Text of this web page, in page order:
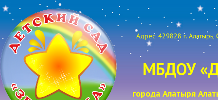
Адрес: 429828 г. Алатырь,
МБДОУ
города Алатыря